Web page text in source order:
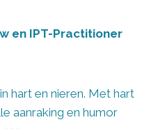
en IPT-Practitioner
hart en nieren. Met hart
aanraking en humor